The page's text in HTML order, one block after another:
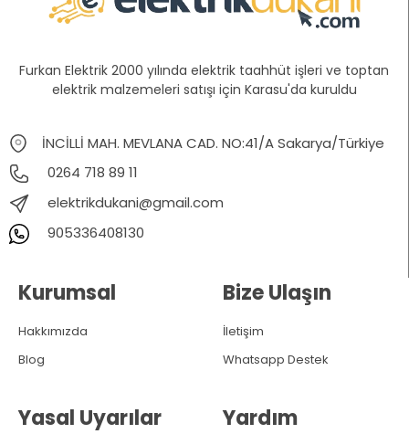
Furkan Elektrik 2000 yılında elektrik taahhüt işleri ve toptan
elektrik malzemeleri satışı için Karasu'da kuruldu
İNCİLLİ MAH. MEVLANA CAD. NO:41/A Sakarya/Türkiye
0264 718 89 11
elektrikdukani@gmail.com
905336408130
Kurumsal
Hakkımızda
Blog
Yasal Uyarılar
Bize Ulaşın
İletişim
Whatsapp Destek
Yardım